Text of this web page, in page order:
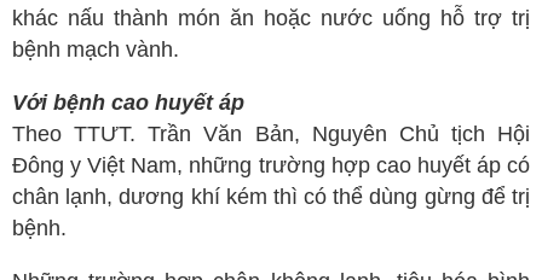
Ngoại tổng quát
Ngoại tiết niệu
Chấn thương chỉnh hình
Dược Khoa
Các bài thuốc hay
khác nấu thành món ăn hoặc nước uống hỗ trợ trị
bệnh mạch vành.
Với bệnh cao huyết áp
Theo TTƯT. Trần Văn Bản, Nguyên Chủ tịch Hội
Đông y Việt Nam, những trường hợp cao huyết áp có
chân lạnh, dương khí kém thì có thể dùng gừng để trị
bệnh.